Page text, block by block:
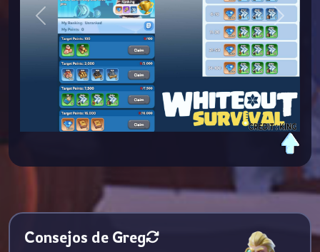
Previous Next
Consejos de Greg